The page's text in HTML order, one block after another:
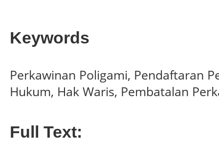
Keywords
Perkawinan Poligami, Pendaftaran
Hukum, Hak Waris, Pembatalan
Full Text: